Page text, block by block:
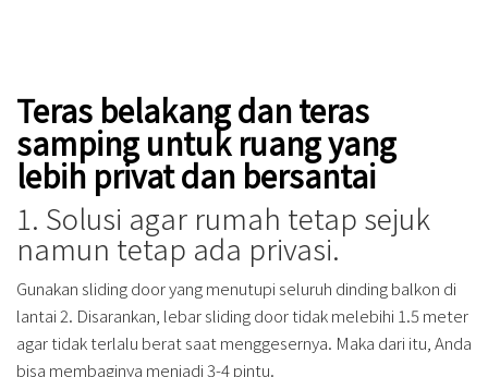
Teras belakang dan teras
samping untuk ruang yang
lebih privat dan bersantai
1. Solusi agar rumah tetap sejuk
namun tetap ada privasi.
Gunakan sliding door yang menutupi seluruh dinding balkon di
lantai 2. Disarankan, lebar sliding door tidak melebihi 1.5 meter
agar tidak terlalu berat saat menggesernya. Maka dari itu, Anda
bisa membaginya menjadi 3-4 pintu.